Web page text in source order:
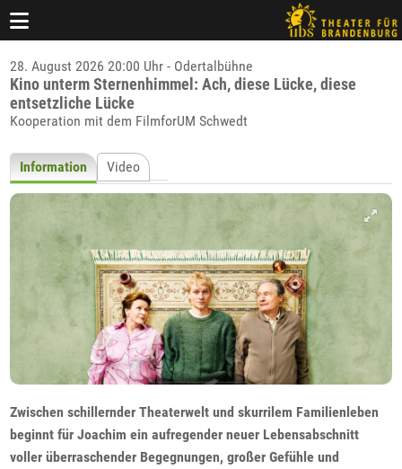
28. August 2026 20:00 Uhr - Odertalbühne
Kino unterm Sternenhimmel: Ach, diese Lücke, diese
entsetzliche Lücke
Kooperation mit dem FilmforUM Schwedt
Information Video
Zwischen schillernder Theaterwelt und skurrilem Familienleben
beginnt für Joachim ein aufregender neuer Lebensabschnitt
voller überraschender Begegnungen, großer Gefühle und